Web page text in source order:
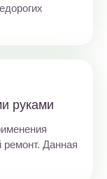
руками
ремонт. Данная